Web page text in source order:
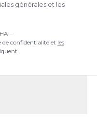
générales et les
–
de confidentialité et les